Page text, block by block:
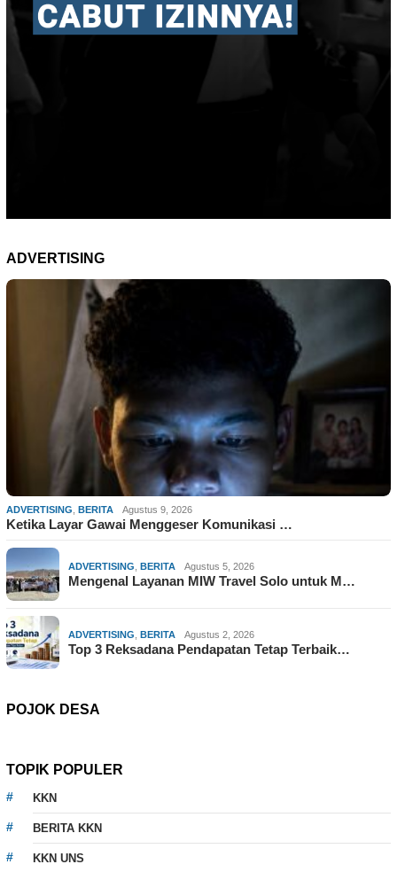
ADVERTISING
ADVERTISING, BERITA Agustus 9, 2026
Ketika Layar Gawai Menggeser Komunikasi …
ADVERTISING, BERITA Agustus 5, 2026
Mengenal Layanan MIW Travel Solo untuk M…
ADVERTISING, BERITA Agustus 2, 2026
Top 3 Reksadana Pendapatan Tetap Terbaik…
POJOK DESA
TOPIK POPULER
KKN
BERITA KKN
KKN UNS